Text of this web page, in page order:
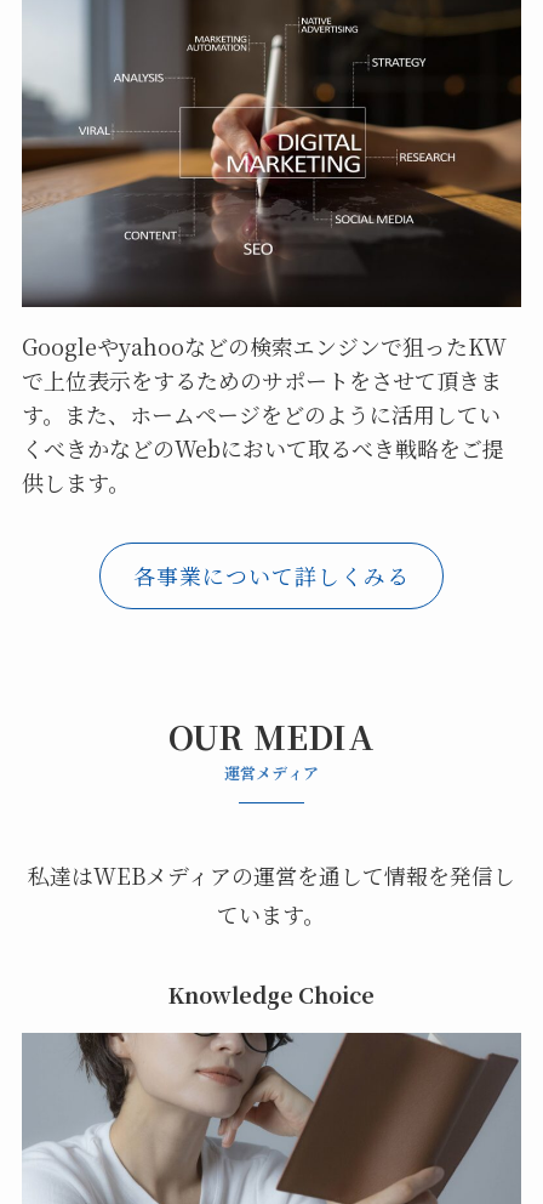
Googleやyahooなどの検索エンジンで狙ったKW
で上位表示をするためのサポートをさせて頂きま
す。また、ホームページをどのように活用してい
くべきかなどのWebにおいて取るべき戦略をご提
供します。
各事業について詳しくみる
OUR MEDIA
運営メディア
私達はWEBメディアの運営を通して情報を発信し
ています。
Knowledge Choice